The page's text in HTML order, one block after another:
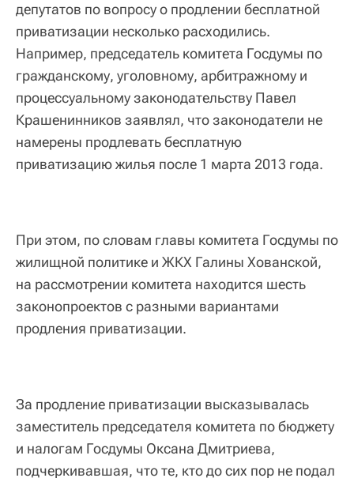
депутатов по вопросу о продлении бесплатной
приватизации несколько расходились.
Например, председатель комитета Госдумы по
гражданскому, уголовному, арбитражному и
процессуальному законодательству Павел
Крашенинников заявлял, что законодатели не
намерены продлевать бесплатную
приватизацию жилья после 1 марта 2013 года.
При этом, по словам главы комитета Госдумы по
жилищной политике и ЖКХ Галины Хованской,
на рассмотрении комитета находится шесть
законопроектов с разными вариантами
продления приватизации.
За продление приватизации высказывалась
заместитель председателя комитета по бюджету
и налогам Госдумы Оксана Дмитриева,
подчеркивавшая, что те, кто до сих пор не подал